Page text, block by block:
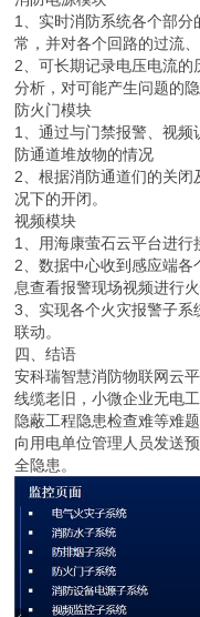
1、实时消防系统各个部
常，并对各个回路的过流
2、可长期记录电压电流
分析，对可能产生问题的隐
防火门模块
1、通过与门禁报警、视
防通道堆放物的情况
2、根据消防通道们的关
况下的开闭。
视频模块
1、用海康萤石云平台进行
2、数据中心收到感应端
息查看报警现场视频进行火
3、实现各个火灾报警子系
联动。
四、结语
安科瑞智慧消防物联网云
线缆老旧，小微企业无电
隐蔽工程隐患检查难等难
向用电单位管理人员发送
全隐患。